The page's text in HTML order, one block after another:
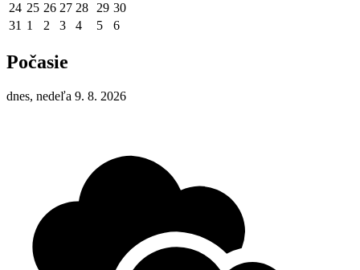
24 25 26 27 28 29 30
31 1 2 3 4 5 6
Počasie
dnes, nedeľa 9. 8. 2026